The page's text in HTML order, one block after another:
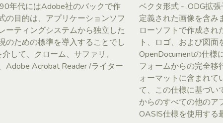
年代にはAdobe社のバックで作
の目的は、アプリケーションソフ
ーティングシステムから独立した
のための標準を導入することでし
して、クローム、サファリ、
Adobe Acrobat Reader /ライター
ベクタ形式 - .ODG拡
定義された画像を含み
ローソフトで作成され
ト、ロゴ、および図
OpenDocumentの仕様
フォームからの完全移
ォーマットに含まれて
て、この仕様に基づい
からのすべての他のア
OASIS仕様を使用する